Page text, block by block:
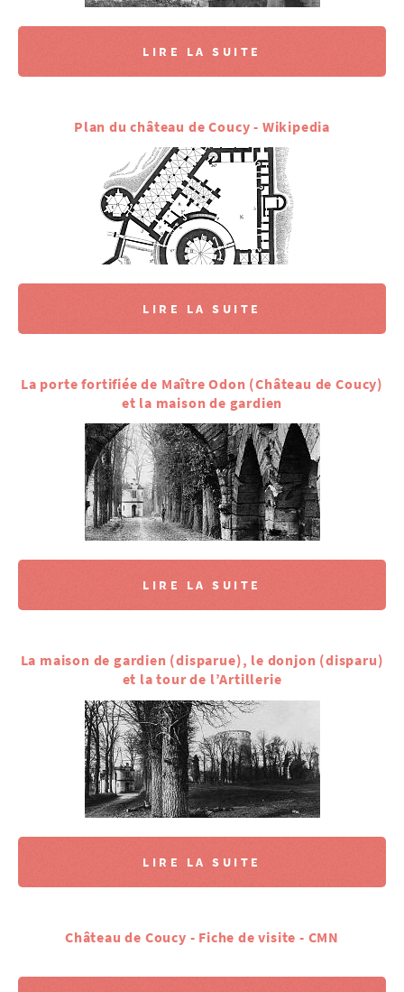
LIRE LA SUITE
Plan du château de Coucy - Wikipedia
LIRE LA SUITE
La porte fortifiée de Maître Odon (Château de Coucy)
et la maison de gardien
LIRE LA SUITE
La maison de gardien (disparue), le donjon (disparu)
et la tour de l’Artillerie
LIRE LA SUITE
Château de Coucy - Fiche de visite - CMN